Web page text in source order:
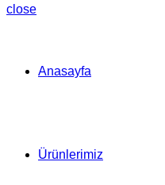
close
Anasayfa
Ürünlerimiz